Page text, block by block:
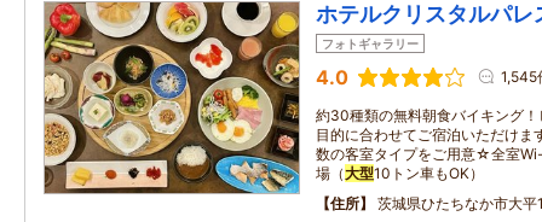
ホテルクリスタルパレ
フォトギャラリー
4.0 1,545
約30種類の無料朝食バイキング
目的に合わせてご宿泊いただけま
数の客室タイプをご用意☆全室
場（大型10トン車もOK）
住所
茨城県ひたちなか市大